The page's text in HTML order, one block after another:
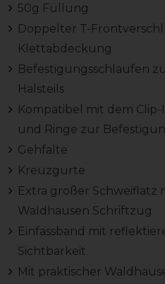
50g Füllung
Doppelter T-
Klettabdeckung
Befestigungsschlaufen
Halsteils
Kompatibel mit dem
und Ringe zur
Gehfalte
Kreuzgurte
Extra großer Schweiflatz
Waldhausen Schriftzug
Einfassband mit
Sichtbarkeit
Mit praktischer